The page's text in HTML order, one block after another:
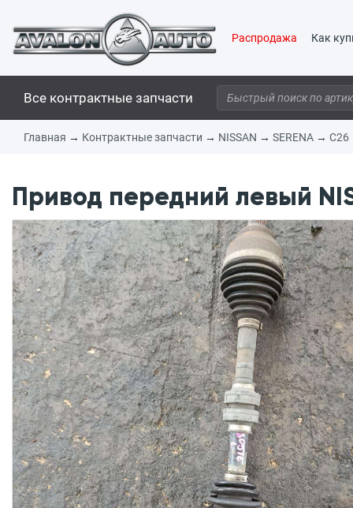
Распродажа Как
Все контрактные запчасти
Главная → Контрактные запчасти → NISSAN → SERENA → C26
Привод передний левый